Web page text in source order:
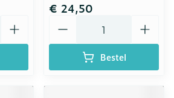
€ 24,50
Bestel